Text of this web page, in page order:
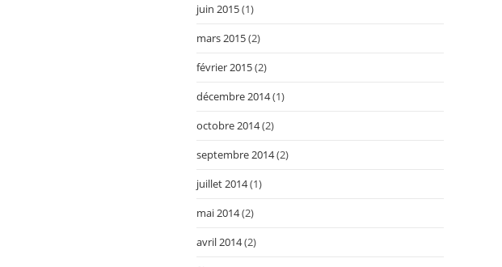
juin 2015(1)
mars 2015(2)
février 2015(2)
décembre 2014(1)
octobre 2014(2)
septembre 2014(2)
juillet 2014(1)
mai 2014(2)
avril 2014(2)